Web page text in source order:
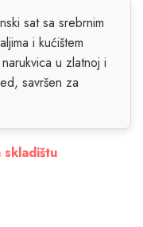
sat sa srebrnim
i kućištem
u zlatnoj i
savršen za
skladištu